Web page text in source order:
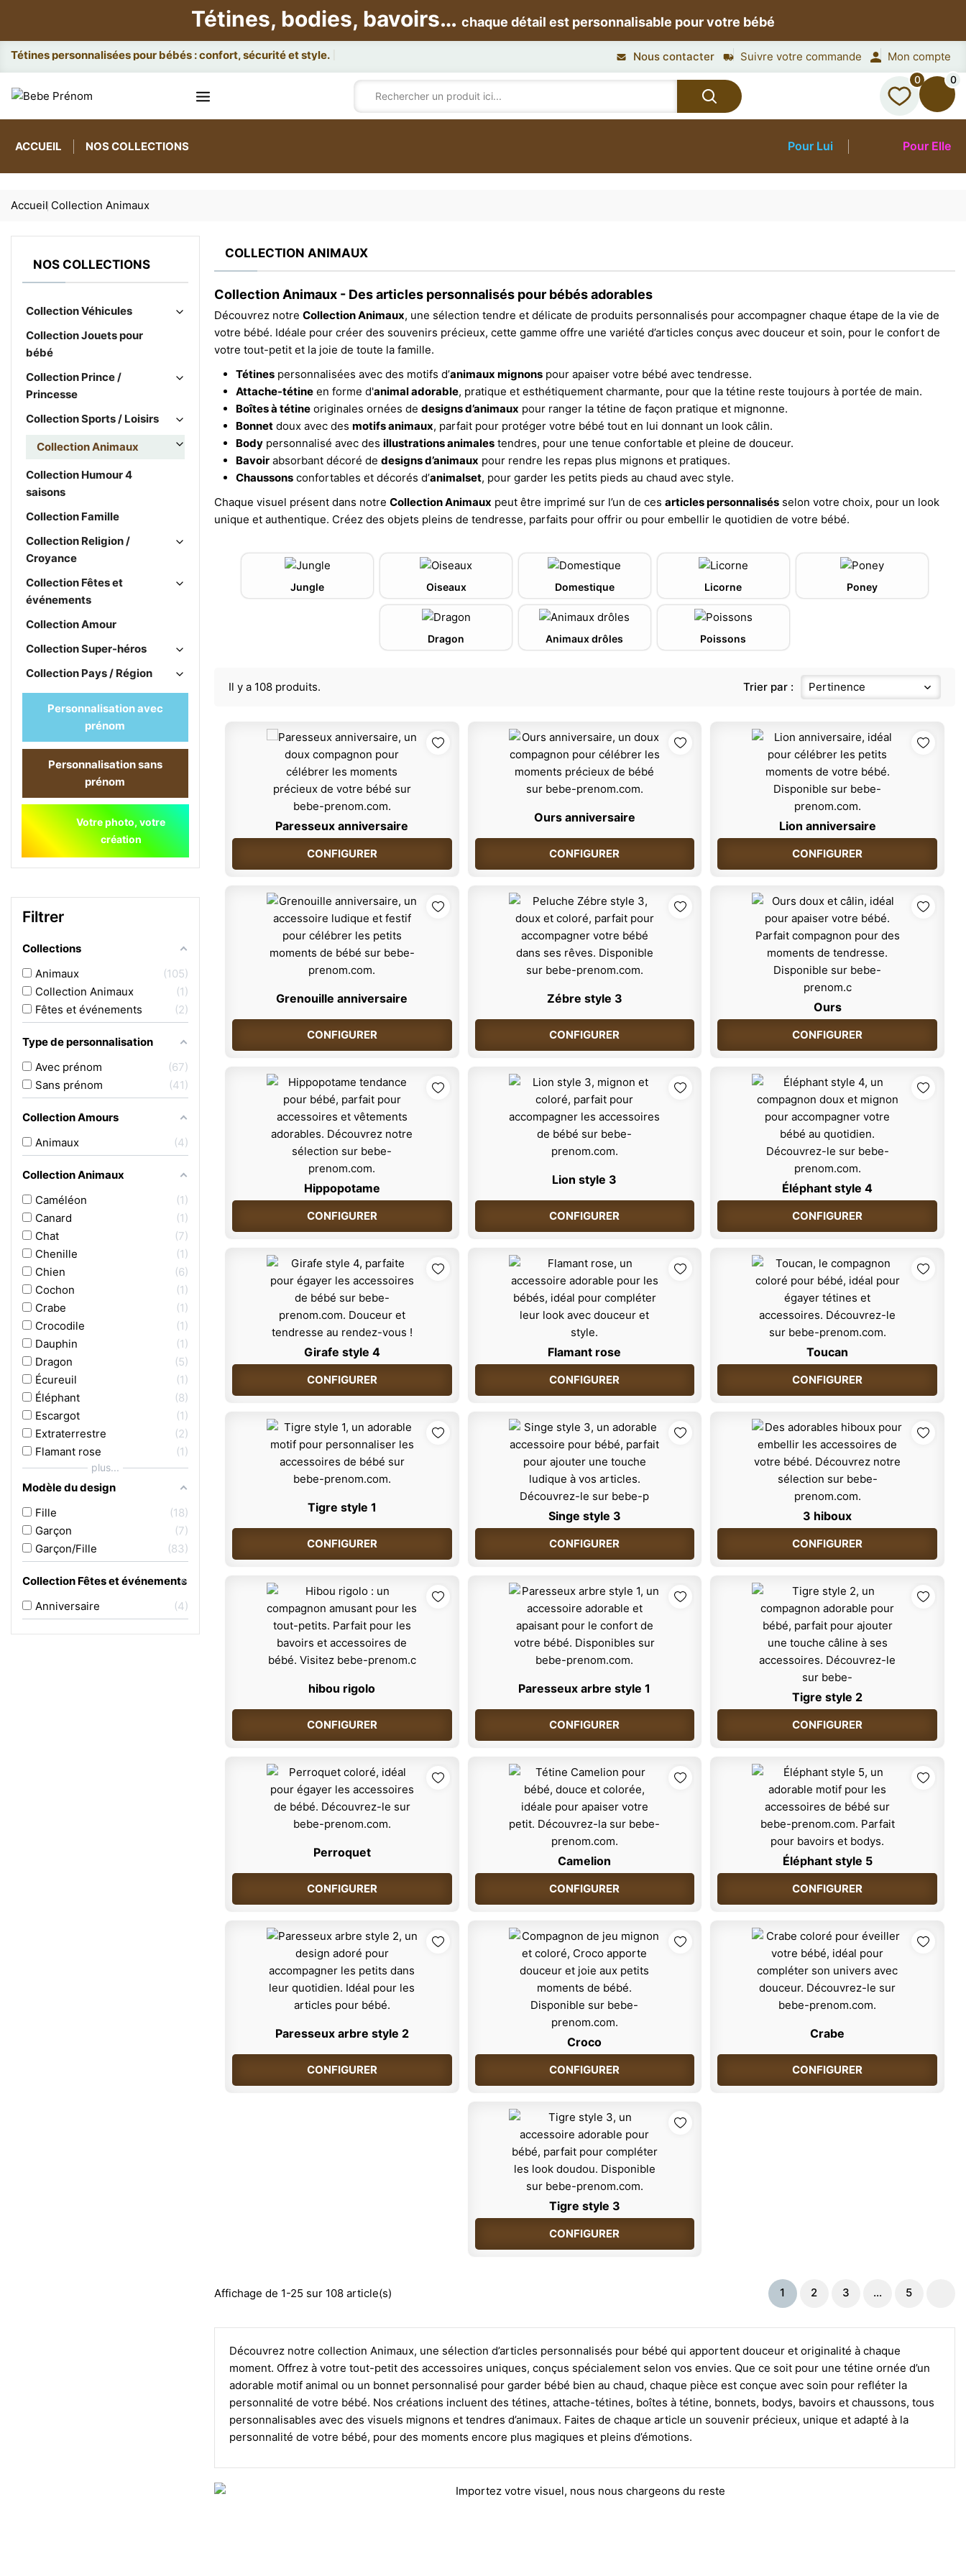
Tétines, bodies, bavoirs… chaque détail est personnalisable pour votre bébé
Attach Nous contacter Suivre votre commande Mon compte
0 0
ACCUEIL NOS COLLECTIONS Pour Lui Pour Elle
Accueil Collection Animaux
NOS COLLECTIONS
Collection Véhicules
Collection Jouets pour
bébé
Collection Prince /
Princesse
Collection Sports / Loisirs
Collection Animaux
Collection Humour 4
saisons
Collection Famille
Collection Religion /
Croyance
Collection Fêtes et
événements
Collection Amour
Collection Super-héros
Collection Pays / Région
Personnalisation avec
prénom
Personnalisation sans
prénom
Votre photo, votre
création
Filtrer
Collections
Animaux
105
Collection Animaux
1
Fêtes et événements
2
Type de personnalisation
Avec prénom
67
Sans prénom
41
Collection Amours
Animaux
4
Collection Animaux
Caméléon
1
Canard
1
Chat
7
Chenille
1
Chien
6
Cochon
1
Crabe
1
Crocodile
1
Dauphin
1
Dragon
5
Écureuil
1
Éléphant
8
Escargot
1
Extraterrestre
2
Flamant rose
1
plus...
Modèle du design
Fille
18
Garçon
7
Garçon/Fille
83
Collection Fêtes et événements
Anniversaire
4
COLLECTION ANIMAUX
Collection Animaux - Des articles personnalisés pour bébés adorables
Découvrez notre Collection Animaux, une sélection tendre et délicate de produits personnalisés pour accompagner chaque étape de la vie de
votre bébé. Idéale pour créer des souvenirs précieux, cette gamme offre une variété d’articles conçus avec douceur et soin, pour le confort de
votre tout-petit et la joie de toute la famille.
Tétinespersonnalisées avec des motifs d’animaux mignonspour apaiser votre bébé avec tendresse.
Attache-tétineen forme d'animal adorable, pratique et esthétiquement charmante, pour que la tétine reste toujours à portée de main.
Boîtes à tétineoriginales ornées de designs d’animaux pour ranger la tétine de façon pratique et mignonne.
Bonnetdoux avec des motifs animaux, parfait pour protéger votre bébé tout en lui donnant un look câlin.
Bodypersonnalisé avec des illustrations animalestendres, pour une tenue confortable et pleine de douceur.
Bavoirabsorbant décoré de designs d’animaux pour rendre les repas plus mignons et pratiques.
Chaussonsconfortables et décorés d’animalset, pour garder les petits pieds au chaud avec style.
Chaque visuel présent dans notre Collection Animaux peut être imprimé sur l’un de ces articles personnalisésselon votre choix, pour un look
unique et authentique. Créez des objets pleins de tendresse, parfaits pour offrir ou pour embellir le quotidien de votre bébé.
Jungle Oiseaux Domestique Licorne Poney
Dragon Animaux drôles Poissons
Il y a 108 produits. Trier par : Pertinence
Paresseux anniversaire
CONFIGURER
Ours anniversaire
CONFIGURER
Lion anniversaire
CONFIGURER
Grenouille anniversaire
CONFIGURER
Zébre style 3
CONFIGURER
Ours
CONFIGURER
Hippopotame
CONFIGURER
Lion style 3
CONFIGURER
Éléphant style 4
CONFIGURER
Girafe style 4
CONFIGURER
Flamant rose
CONFIGURER
Toucan
CONFIGURER
Tigre style 1
CONFIGURER
Singe style 3
CONFIGURER
3 hiboux
CONFIGURER
hibou rigolo
CONFIGURER
Paresseux arbre style 1
CONFIGURER
Tigre style 2
CONFIGURER
Perroquet
CONFIGURER
Camelion
CONFIGURER
Éléphant style 5
CONFIGURER
Paresseux arbre style 2
CONFIGURER
Croco
CONFIGURER
Crabe
CONFIGURER
Tigre style 3
CONFIGURER
Affichage de 1-25 sur 108 article(s) 1 2 3 … 5
Découvrez notre collection Animaux, une sélection d’articles personnalisés pour bébé qui apportent douceur et originalité à chaque
moment. Offrez à votre tout-petit des accessoires uniques, conçus spécialement selon vos envies. Que ce soit pour une tétine ornée d’un
adorable motif animal ou un bonnet personnalisé pour garder bébé bien au chaud, chaque pièce est conçue avec soin pour refléter la
personnalité de votre bébé. Nos créations incluent des tétines, attache-tétines, boîtes à tétine, bonnets, bodys, bavoirs et chaussons, tous
personnalisables avec des visuels mignons et tendres d’animaux. Faites de chaque article un souvenir précieux, unique et adapté à la
personnalité de votre bébé, pour des moments encore plus magiques et pleins d’émotions.